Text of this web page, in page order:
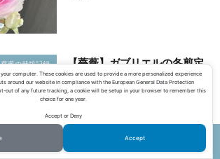
薔薇の栽培記録
【薔薇】ガブリエルの冬剪定
-どれだけ切れば良いの？-
メニュー
computer. These cookies are used to provide a more personalized experience
around our website in compliance with the European General Data Protection
out of any future tracking, a cookie will be setup in your browser to remember this
choice for one year.
Accept or Deny
Accept